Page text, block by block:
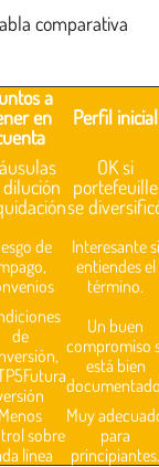
comparativa
a
en
Perfil inicial
OK si
portefeuille
se
de
Interesante si
entiendes el
término.
de
Un buen
compromiso
está bien
Menos
sobre
línea
Muy
para
principiantes.